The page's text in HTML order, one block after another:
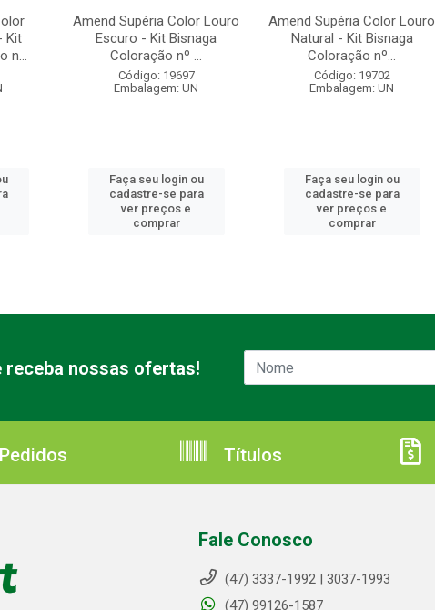
Kit
n...
Amend Supéria Color Louro
Escuro - Kit Bisnaga
Coloração nº ...
Código: 19697
Embalagem: UN
Faça seu login ou
cadastre-se para
ver preços e
comprar
Amend Supéria Color Louro
Natural - Kit Bisnaga
Coloração nº...
Código: 19702
Embalagem: UN
Faça seu login ou
cadastre-se para
ver preços e
comprar
receba nossas ofertas!
Títulos
Fale Conosco
(47) 3337-1992 | 3037-1993
(47) 99126-1587